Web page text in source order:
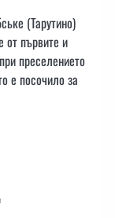
(Тарутино)
от първите и
преселението
е посочило за